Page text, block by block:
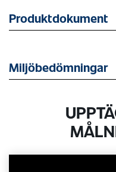
Produktdokument
Miljöbedömningar